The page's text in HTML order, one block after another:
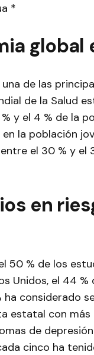
*
global
de las
de la Salud
y el 4 % de la
la población
el 30 % y
en
50 % de los
Unidos, el 44
ha considerado
estatal con
de
cinco ha